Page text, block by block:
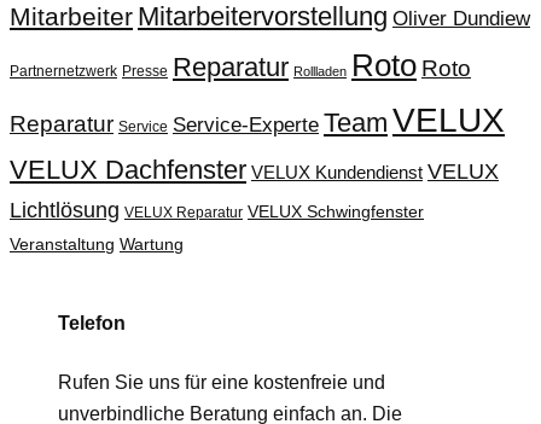
Mitarbeiter Mitarbeitervorstellung Oliver Dundiew
Partnernetzwerk Presse Reparatur Rollladen Roto Roto
Reparatur Service Service-Experte Team VELUX
VELUX Dachfenster VELUX Kundendienst VELUX
Lichtlösung VELUX Reparatur VELUX Schwingfenster
Veranstaltung Wartung
Telefon
Rufen Sie uns für eine kostenfreie und
unverbindliche Beratung einfach an. Die